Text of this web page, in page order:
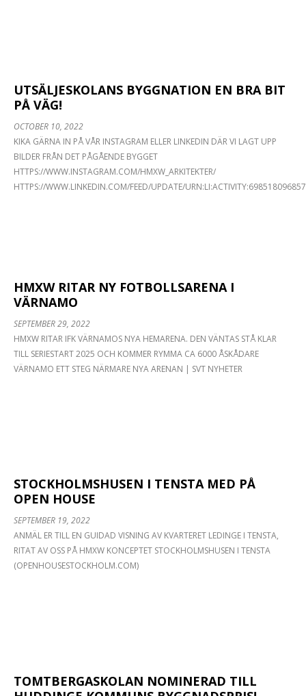
UTSÄLJESKOLANS BYGGNATION EN BRA BIT
PÅ VÄG!
OCTOBER 10, 2022
KIKA GÄRNA IN PÅ VÅR INSTAGRAM ELLER LINKEDIN DÄR VI LAGT UPP
BILDER FRÅN DET PÅGÅENDE BYGGET
HTTPS://WWW.INSTAGRAM.COM/HMXW_ARKITEKTER/
HTTPS://WWW.LINKEDIN.COM/FEED/UPDATE/
HMXW RITAR NY FOTBOLLSARENA I
VÄRNAMO
SEPTEMBER 29, 2022
HMXW RITAR IFK VÄRNAMOS NYA HEMARENA. DEN VÄNTAS STÅ KLAR
TILL SERIESTART 2025 OCH KOMMER RYMMA CA 6000 ÅSKÅDARE
VÄRNAMO ETT STEG NÄRMARE NYA ARENAN | SVT NYHETER
STOCKHOLMSHUSEN I TENSTA MED PÅ
OPEN HOUSE
SEPTEMBER 19, 2022
ANMÄL ER TILL EN GUIDAD VISNING AV KVARTERET LEDINGE I TENSTA,
RITAT AV OSS PÅ HMXW KONCEPTET STOCKHOLMSHUSEN I TENSTA
(OPENHOUSESTOCKHOLM.COM)
TOMTBERGASKOLAN NOMINERAD TILL